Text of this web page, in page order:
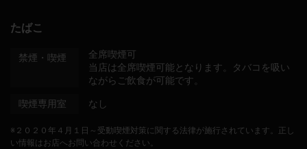
たばこ
禁煙・喫煙
全席喫煙可
当店は全席喫煙可能となります。タバコを吸い
ながらご飲食が可能です。
喫煙専用室 なし
※２０２０年４月１日～受動喫煙対策に関する法律が施行されています。正し
い情報はお店へお問い合わせください。